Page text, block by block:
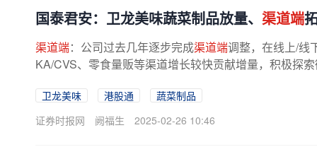
国泰君安：卫龙美味蔬菜制品放量、 渠道端
渠道端：公司过去几年逐步完成渠道端调整，在线上/线
KA/CVS、零食量贩等渠道增长较快贡献增量，积极探
卫龙美味 港股通
蔬菜制品
证券时报网
阙福生 2025-02-26 10:46